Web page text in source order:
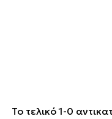
Το τελικό 1-0